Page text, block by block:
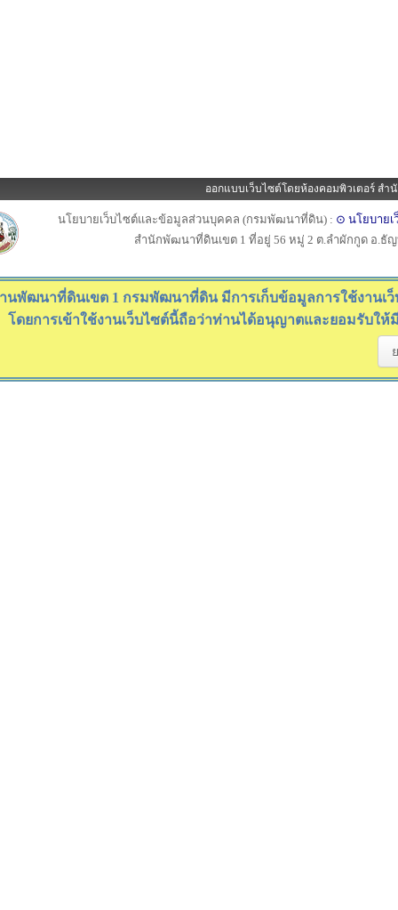
ออกแบบเว็บไซต์โดยห้องคอมพิวเตอร์ ส
นโยบายเว็บไซต์และข้อมูลส่วนบุคคล (กรมพัฒนาที่ดิน) : ⊙ นโยบายเ
สำนักพัฒนาที่ดินเขต 1 ที่อยู่ 56 หมู่ 2 ต.ลำผักกูด อ.ธั
นพัฒนาที่ดินเขต 1 กรมพัฒนาที่ดิน มีการเก็บข้อมูลการใช้งานเ
โดยการเข้าใช้งานเว็บไซต์นี้ถือว่าท่านได้อนุญาตและยอมรับ